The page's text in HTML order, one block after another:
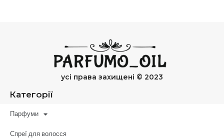
усі права захищені © 2023
Категорії
Парфуми
Спреї для волосся